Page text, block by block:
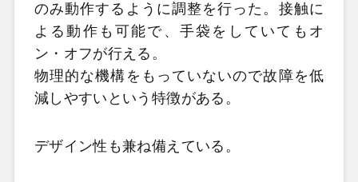
のみ動作するように調整を行った。接触に
よる動作も可能で、手袋をしていてもオ
ン・オフが行える。
物理的な機構をもっていないので故障を低
減しやすいという特徴がある。
デザイン性も兼ね備えている。